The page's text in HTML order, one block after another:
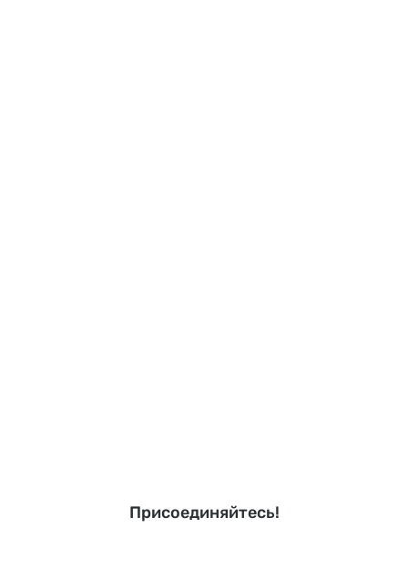
Присоединяйтесь!